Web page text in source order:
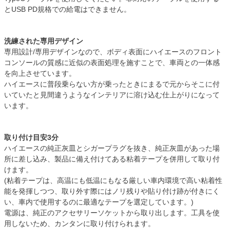
とUSB PD規格での給電はできません。
洗練された専用デザイン
専用設計/専用デザインなので、ボディ表面にハイエースのフロント
コンソールの質感に近似の表面処理を施すことで、車両との一体感
を向上させています。
ハイエースに普段乗らない方が乗ったときにまるで元からそこに付
いていたと見間違うようなインテリアに溶け込む仕上がりになって
います。
取り付け目安3分
ハイエースの純正灰皿とシガープラグを抜き、純正灰皿があった場
所に差し込み、製品に備え付けてある粘着テープを併用して取り付
けます。
(粘着テープは、高温にも低温にもなる厳しい車内環境で高い粘着性
能を発揮しつつ、取り外す際にはノリ残りや貼り付け跡が付きにく
い、車内で使用するのに最適なテープを選定しています。)
電源は、純正のアクセサリーソケットから取り出します。工具を使
用しないため、カンタンに取り付けられます。